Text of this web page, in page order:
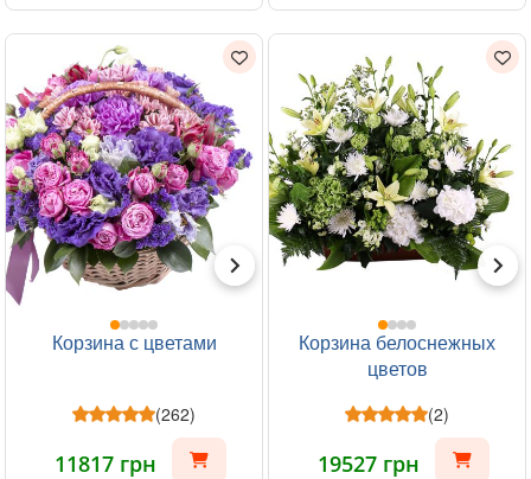
Корзина с цветами
(262)
11817 грн
Корзина белоснежных
цветов
(2)
19527 грн